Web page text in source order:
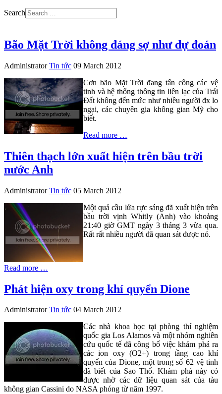
Search
Bão Mặt Trời không đáng sợ như dự đoán
Administrator Tin tức 09 March 2012
Cơn bão Mặt Trời đang tấn công các vệ
tinh và hệ thống thông tin liên lạc của Trái
Đất không đến mức như nhiều người đx lo
ngại, các chuyên gia không gian Mỹ cho
biết.
Read more …
Thiên thạch lớn xuất hiện trên bầu trời
nước Anh
Administrator Tin tức 05 March 2012
Một quả cầu lửa rực sáng đã xuất hiện trên
bầu trời vịnh Whitly (Anh) vào khoảng
21:40 giờ GMT ngày 3 tháng 3 vừa qua.
Rất rất nhiều người đã quan sát được nó.
Read more …
Phát hiện oxy trong khí quyển Dione
Administrator Tin tức 04 March 2012
Các nhà khoa học tại phòng thí nghiệm
quốc gia Los Alamos và một nhóm nghiên
cứu quốc tế đã công bố việc khám phá ra
các ion oxy (O2+) trong tầng cao khí
quyển của Dione, một trong số 62 vệ tinh
đã biết của Sao Thổ. Khám phá này có
được nhờ các dữ liệu quan sát của tàu
không gian Cassini do NASA phóng từ năm 1997.